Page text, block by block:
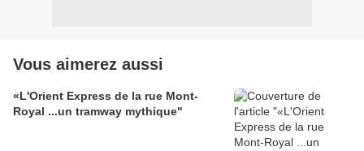
Vous aimerez aussi
«L'Orient Express de la rue Mont-
Royal ...un tramway mythique"